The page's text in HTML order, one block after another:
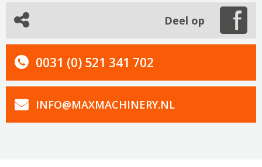
Deel op
0031 (0) 521 341 702
INFO@MAXMACHINERY.NL